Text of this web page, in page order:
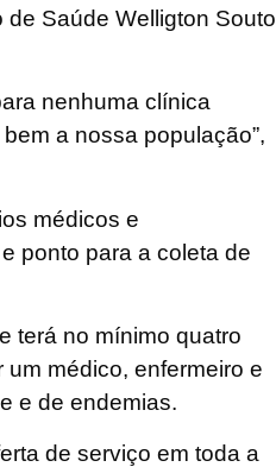
de Saúde Welligton Souto
nenhuma clínica
a nossa população”,
médicos e
ponto para a coleta de
terá no mínimo quatro
médico, enfermeiro e
e de endemias.
de serviço em toda a